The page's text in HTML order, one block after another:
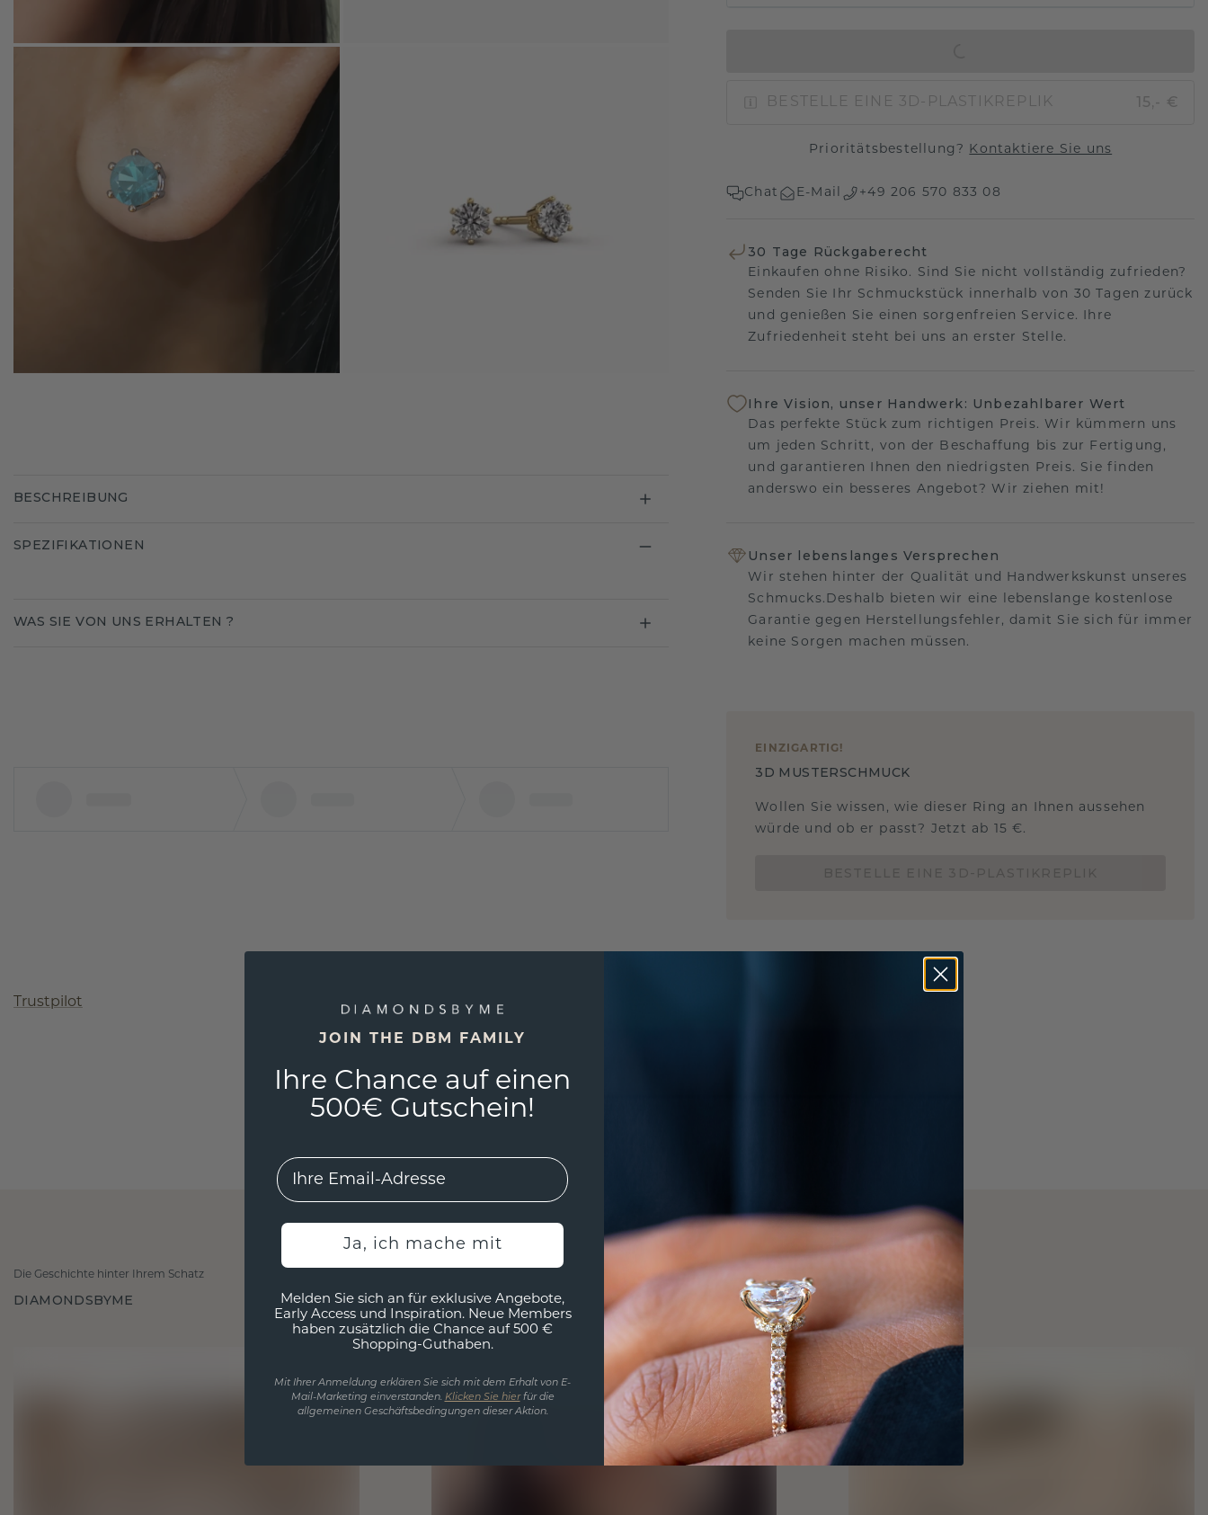
BESTELLE EINE 3D-PLASTIKREPLIK 15,- €
Prioritätsbestellung? Kontaktiere Sie uns
Chat E-Mail +49 206 570 833 08
30 Tage Rückgaberecht
Einkaufen ohne Risiko. Sind Sie nicht vollständig zufrieden?
Senden Sie Ihr Schmuckstück innerhalb von 30 Tagen zurück
und genießen Sie einen sorgenfreien Service. Ihre
Zufriedenheit steht bei uns an erster Stelle.
Ihre Vision, unser Handwerk: Unbezahlbarer Wert
Das perfekte Stück zum richtigen Preis. Wir kümmern uns
um jeden Schritt, von der Beschaffung bis zur Fertigung,
und garantieren Ihnen den niedrigsten Preis. Sie finden
anderswo ein besseres Angebot? Wir ziehen mit!
Unser lebenslanges Versprechen
Wir stehen hinter der Qualität und Handwerkskunst unseres
Schmucks.Deshalb bieten wir eine lebenslange kostenlose
Garantie gegen Herstellungsfehler, damit Sie sich für immer
keine Sorgen machen müssen.
EINZIGARTIG !
3D MUSTERSCHMUCK
Wollen Sie wissen, wie dieser Ring an Ihnen aussehen
würde und ob er passt? Jetzt ab 15 €.
BESCHREIBUNG
SPEZIFIKATIONEN
WAS SIE VON UNS ERHALTEN ?
Trustpilot
Die Geschichte hinter Ihrem Schatz
DIAMONDSBYME
JOIN THE DBM FAMILY
Ihre Chance auf einen
500€ Gutschein!
EMail
Ja, ich mache mit
Melden Sie sich an für exklusive Angebote,
Early Access und Inspiration. Neue Members
haben zusätzlich die Chance auf 500 €
Shopping-Guthaben.
Mit Ihrer Anmeldung erklären Sie sich mit dem Erhalt von E-
Mail-Marketing einverstanden. Klicken Sie hierfür die
allgemeinen Geschäftsbedingungen dieser Aktion.